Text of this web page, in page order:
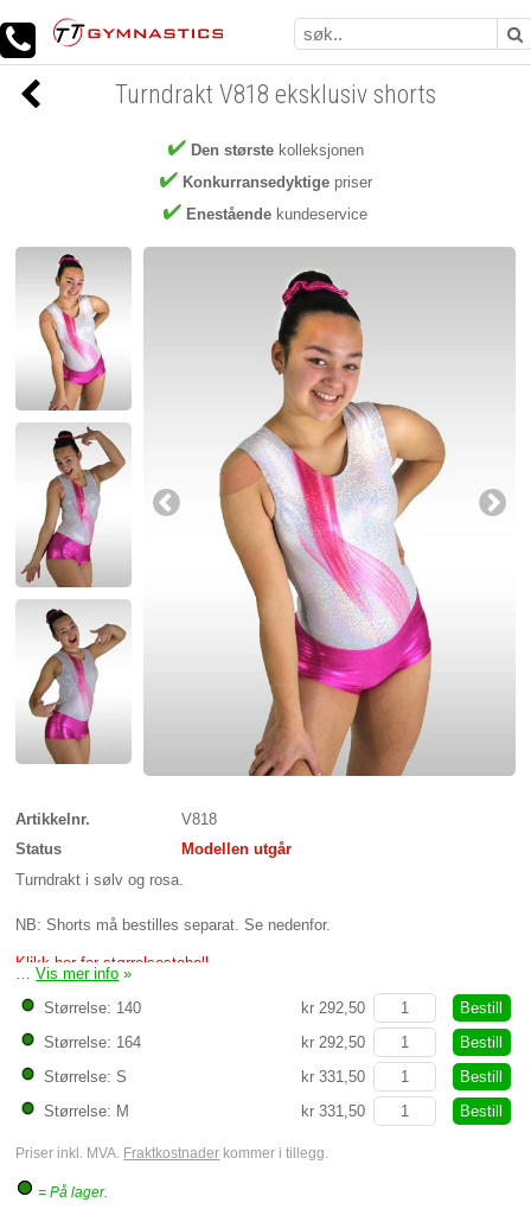
Den størstekolleksjonen
Konkurransedyktigepriser
Enestående kundeservice
Turndrakt V818 eksklusiv shorts
Artikkelnr.
V818
Status
Modellen utgår
Turndrakt i sølv og rosa.
NB: Shorts må bestilles separat. Se nedenfor.
…Vis mer info »
Klikk her for størrelsestabell
Størrelse: 140 kr 292,50
Bestill
Størrelse: 164
kr 292,50
Bestill
Størrelse: S
kr 331,50
Bestill
Størrelse: M
kr 331,50 Bestill
Priser inkl. MVA. Fraktkostnader kommer i tillegg.
= På lager.